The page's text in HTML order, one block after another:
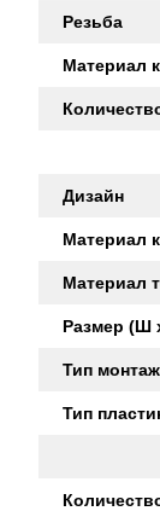
Резьба
Материал
Дизайн
Материал
Материал
Размер (Ш
Тип
Тип